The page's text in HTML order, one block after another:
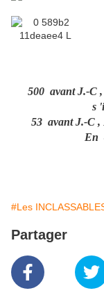
500 avant J.-
s
53 avant J.-C
En
#Les
Partager